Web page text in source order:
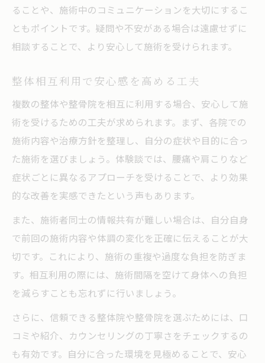
ることや、施術中のコミュニケーションを大切にするこ
ともポイントです。疑問や不安がある場合は遠慮せずに
相談することで、より安心して施術を受けられます。
整体相互利用で安心感を高める工夫
複数の整体や整骨院を相互に利用する場合、安心して施
術を受けるための工夫が求められます。まず、各院での
施術内容や治療方針を整理し、自分の症状や目的に合っ
た施術を選びましょう。体験談では、腰痛や肩こりなど
症状ごとに異なるアプローチを受けることで、より効果
的な改善を実感できたという声もあります。
また、施術者同士の情報共有が難しい場合は、自分自身
で前回の施術内容や体調の変化を正確に伝えることが大
切です。これにより、施術の重複や過度な負担を防ぎま
す。相互利用の際には、施術間隔を空けて身体への負担
を減らすことも忘れずに行いましょう。
さらに、信頼できる整体院や整骨院を選ぶためには、口
コミや紹介、カウンセリングの丁寧さをチェックするの
も有効です。自分に合った環境を見極めることで、安心